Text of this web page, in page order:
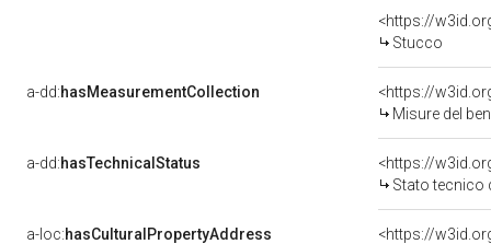
<https://
Stucco
a-dd:hasMeasurementCollection
<https://
Misure del
a-dd:hasTechnicalStatus
<https://
Stato tecnico
a-loc:hasCulturalPropertyAddress
<https://